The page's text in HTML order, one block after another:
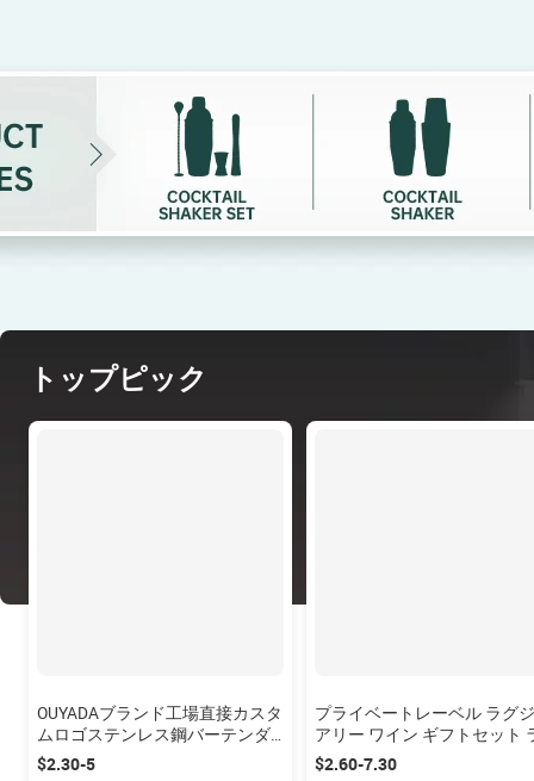
トップピック
OUYADAブランド工場直接カスタ
ムロゴステンレス鋼バーテンダ
ーバーウェアバーツール750mlカ
$2.30-5
プライベートレーベル ラグ
アリー ワイン ギフトセット
ットワインオープナー＆コ
$2.60-7.30